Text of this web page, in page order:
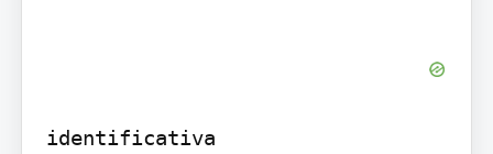
identificativa